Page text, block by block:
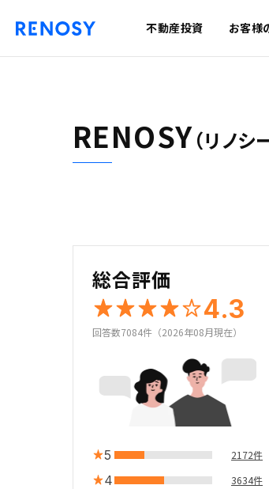
不動産投資 お客様
RENOSY（リノシ
総合評価
4.3
回答数7084件（2026年08月現在）
5 2172件
4 3634件